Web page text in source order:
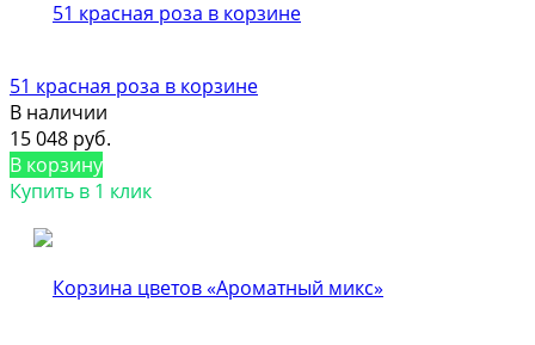
51 красная роза в корзине
В наличии
15 048 руб.
В корзину
Купить в 1 клик